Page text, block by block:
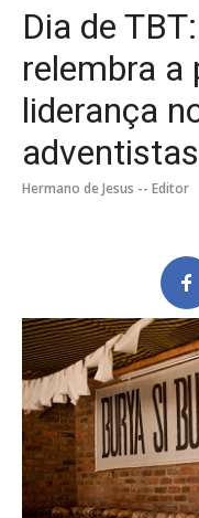
Dia de
relembra a
liderança
Hermano de Jesus -- Editor